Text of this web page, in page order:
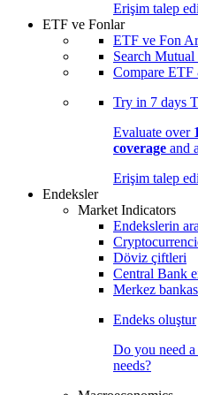
Erişim talep
ETF ve Fonlar
ETF ve Fon
Search Mutual
Compare ETF
Try in 7 days
Evaluate over
coverage and
Erişim talep
Endeksler
Market Indicators
Endekslerin
Döviz çiftleri
Central Bank
Merkez
Endeks oluştur
Do you need
needs?